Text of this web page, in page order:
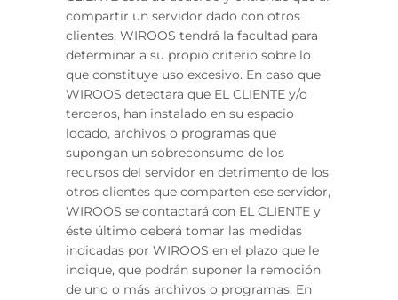
compartir un servidor dado con otros
clientes, WIROOS tendrá la facultad para
determinar a su propio criterio sobre lo
que constituye uso excesivo. En caso que
WIROOS detectara que EL CLIENTE y/o
terceros, han instalado en su espacio
locado, archivos o programas que
supongan un sobreconsumo de los
recursos del servidor en detrimento de los
otros clientes que comparten ese servidor,
WIROOS se contactará con EL CLIENTE y
éste último deberá tomar las medidas
indicadas por WIROOS en el plazo que le
indique, que podrán suponer la remoción
de uno o más archivos o programas. En